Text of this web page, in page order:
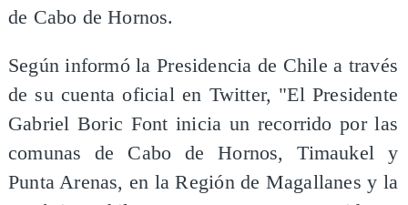
de Cabo de Hornos.
Según informó la Presidencia de Chile a través
de su cuenta oficial en Twitter, "El Presidente
Gabriel Boric Font inicia un recorrido por las
comunas de Cabo de Hornos, Timaukel y
Punta Arenas, en la Región de Magallanes y la